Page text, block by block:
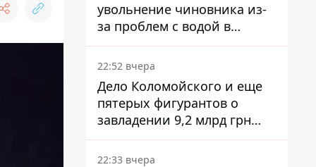
увольнение чиновника из-
за проблем с водой в
Марганце
22:52 вчера
Дело Коломойского и еще
пятерых фигурантов о
завладении 9,2 млрд грн
ПриватБанка направили в
суд
22:33 вчера